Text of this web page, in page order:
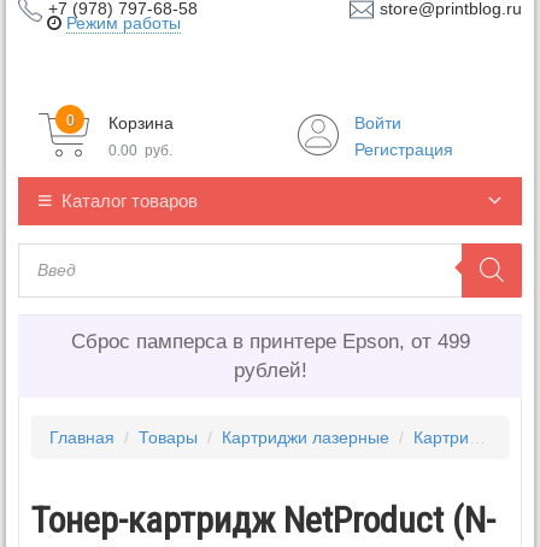
+7 (978) 797-68-58 store@printblog.ru
Режим работы
Корзина
0
0.00 руб.
Войти
Регистрация
Каталог товаров
Сброс памперса в принтере Epson, от 499
рублей!
Главная / Товары / Картриджи лазерные / Картриджи KYOCERA
Тонер-картридж NetProduct (N-